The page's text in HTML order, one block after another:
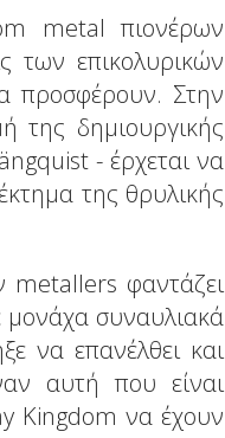
metal πιονέρων
των επικολυρικών
προσφέρουν. Στην
της δημιουργικής
- έρχεται να
της θρυλικής
φαντάζει
μονάχα συναυλιακά
να επανέλθει και
αυτή που είναι
Kingdom να έχουν